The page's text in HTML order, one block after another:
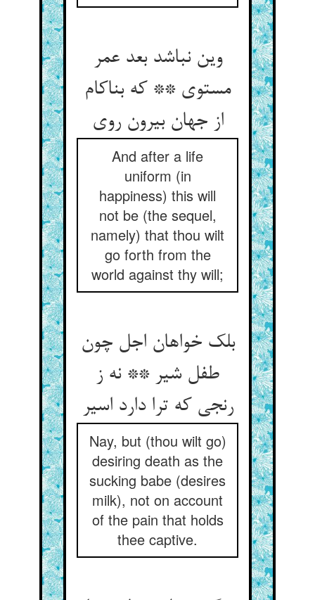
وین نباشد بعد عمر
مستوی ** که بناکام
از جهان بیرون روی
And after a life
uniform (in
happiness) this will
not be (the sequel,
namely) that thou wilt
go forth from the
world against thy will;
بلک خواهان اجل چون
طفل شیر ** نه ز
رنجی که ترا دارد اسیر
Nay, but (thou wilt go)
desiring death as the
sucking babe (desires
milk), not on account
of the pain that holds
thee captive.